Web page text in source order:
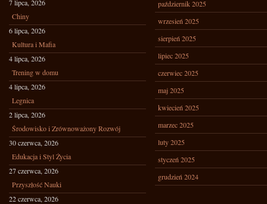
7 lipca, 2026
Chiny
6 lipca, 2026
Kultura i Mafia
4 lipca, 2026
Trening w domu
4 lipca, 2026
Legnica
2 lipca, 2026
Środowisko i Zrównoważony Rozwój
30 czerwca, 2026
Edukacja i Styl Życia
27 czerwca, 2026
Przyszłość Nauki
22 czerwca, 2026
październik 2025
wrzesień 2025
sierpień 2025
lipiec 2025
czerwiec 2025
maj 2025
kwiecień 2025
marzec 2025
luty 2025
styczeń 2025
grudzień 2024